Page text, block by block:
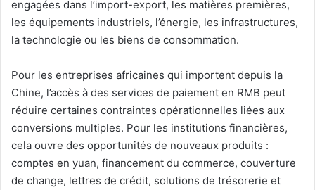
engagées dans l’import-export, les matières premières,
les équipements industriels, l’énergie, les infrastructures,
la technologie ou les biens de consommation.
Pour les entreprises africaines qui importent depuis la
Chine, l’accès à des services de paiement en RMB peut
réduire certaines contraintes opérationnelles liées aux
conversions multiples. Pour les institutions financières,
cela ouvre des opportunités de nouveaux produits :
comptes en yuan, financement du commerce, couverture
de change, lettres de crédit, solutions de trésorerie et